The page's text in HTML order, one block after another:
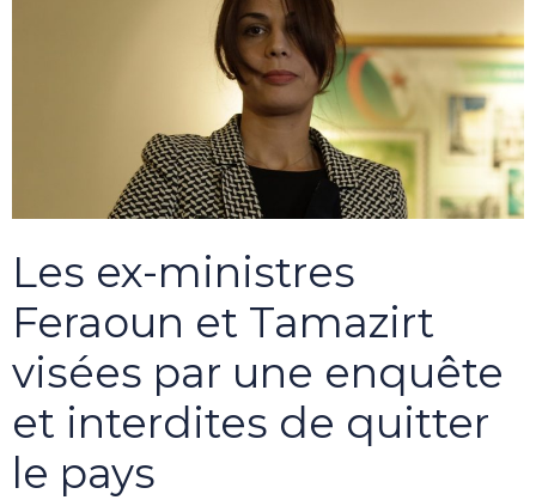
Les ex-ministres
Feraoun et Tamazirt
visées par une enquête
et interdites de quitter
le pays